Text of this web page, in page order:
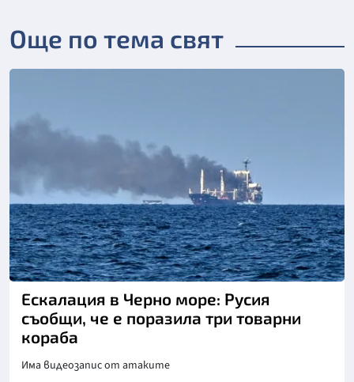
Още по тема свят
Снимка: БТА
Ескалация в Черно море: Русия
съобщи, че е поразила три товарни
кораба
Има видеозапис от атаките